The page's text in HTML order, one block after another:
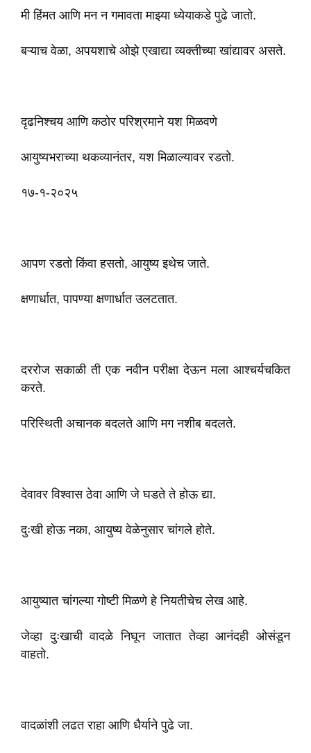
मी हिंमत आणि मन न गमावता माझ्या ध्येयाकडे पुढे जातो.
बऱ्याच वेळा, अपयशाचे ओझे एखाद्या व्यक्तीच्या खांद्यावर असते.
दृढनिश्चय आणि कठोर परिश्रमाने यश मिळवणे
आयुष्यभराच्या थकव्यानंतर, यश मिळाल्यावर रडतो.
१७-१-२०२५
आपण रडतो किंवा हसतो, आयुष्य इथेच जाते.
क्षणार्धात, पापण्या क्षणार्धात उलटतात.
दररोज सकाळी ती एक नवीन परीक्षा देऊन मला आश्चर्यचकित
करते.
परिस्थिती अचानक बदलते आणि मग नशीब बदलते.
देवावर विश्वास ठेवा आणि जे घडते ते होऊ द्या.
दुःखी होऊ नका, आयुष्य वेळेनुसार चांगले होते.
आयुष्यात चांगल्या गोष्टी मिळणे हे नियतीचेच लेख आहे.
जेव्हा दुःखाची वादळे निघून जातात तेव्हा आनंदही ओसंडून
वाहतो.
वादळांशी लढत राहा आणि धैर्याने पुढे जा.